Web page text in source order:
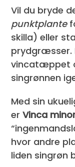
Vil du bryde
punktplante
skilla) eller
prydgræsser.
vincatæppet
singrønnen
Med sin
erVinca
hvor andre
liden singrøn